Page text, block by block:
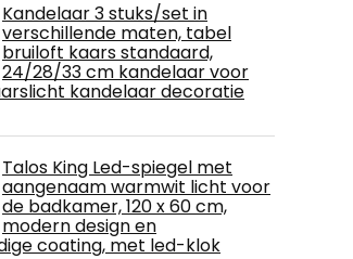
Kandelaar 3 stuks/set in
verschillende maten, tabel
bruiloft kaars standaard,
24/28/33 cm kandelaar voor
kandelaar decoratie
Talos King Led-spiegel met
aangenaam warmwit licht voor
de badkamer, 120 x 60 cm,
modern design en
coating, met led-klok